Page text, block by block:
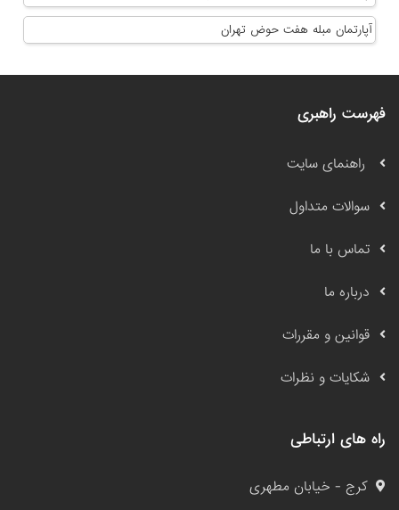
آپارتمان مبله هفت حوض تهران
فهرست راهبری
راهنمای سایت
سوالات متداول
تماس با ما
درباره ما
قوانین و مقررات
شکایات و نظرات
راه های ارتباطی
کرج - خیابان مطهری